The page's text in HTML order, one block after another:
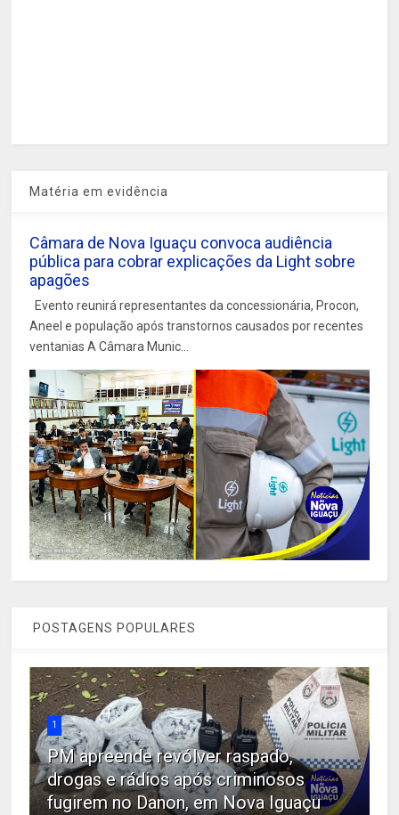
Matéria em evidência
Câmara de Nova Iguaçu convoca audiência
pública para cobrar explicações da Light sobre
apagões
Evento reunirá representantes da concessionária, Procon,
Aneel e população após transtornos causados por recentes
ventanias A Câmara Munic...
POSTAGENS POPULARES
1
PM apreende revólver raspado,
drogas e rádios após criminosos
fugirem no Danon, em Nova Iguaçu